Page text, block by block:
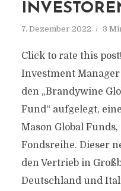
7. Dezember 2022 3
Click to rate this
Investment
den „Brandywine
Fund“ aufgelegt,
Mason Global
Fondsreihe. Dieser
den Vertrieb in
Deutschland und